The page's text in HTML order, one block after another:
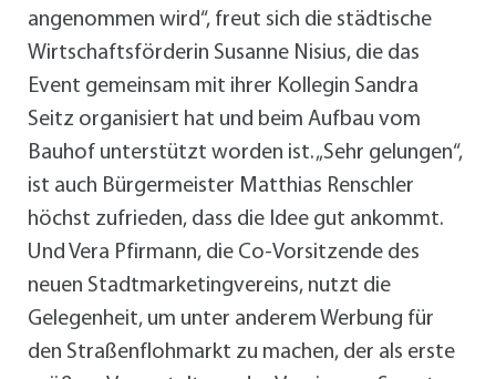
angenommen wird“, freut sich die städtische
Wirtschaftsförderin Susanne Nisius, die das
Event gemeinsam mit ihrer Kollegin Sandra
Seitz organisiert hat und beim Aufbau vom
Bauhof unterstützt worden ist. „Sehr gelungen“,
ist auch Bürgermeister Matthias Renschler
höchst zufrieden, dass die Idee gut ankommt.
Und Vera Pfirmann, die Co-Vorsitzende des
neuen Stadtmarketingvereins, nutzt die
Gelegenheit, um unter anderem Werbung für
den Straßenflohmarkt zu machen, der als erste